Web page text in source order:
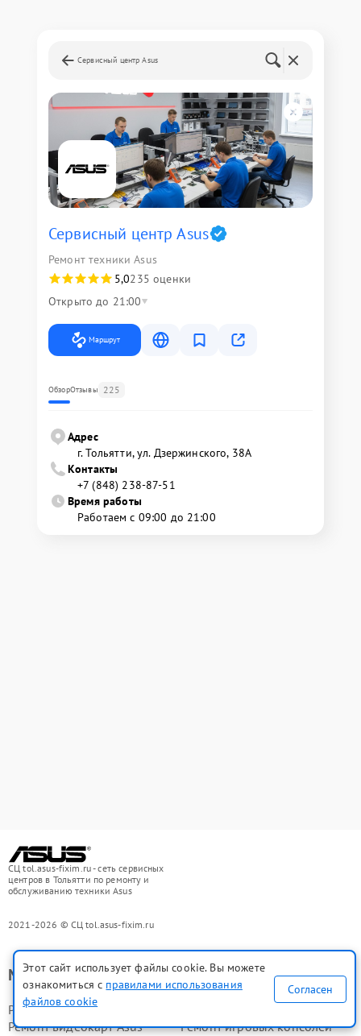
Сервисный центр Asus
Сервисный центр Asus
Ремонт техники Asus
5,0235 оценки
Открыто до 21:00
Маршрут
ОбзорОтзывы 225
Адрес
г. Тольятти, ул. Дзержинского, 38А
Контакты
+7 (848) 238-87-51
Время работы
Работаем с 09:00 до 21:00
СЦ tol.asus-fixim.ru - сеть сервисных
центров в Тольятти по ремонту и
обслуживанию техники Asus
2021-2026 © СЦ tol.asus-fixim.ru
Мы ремонтируем
Ремонт телефонов Asus
Ремонт видеокарт Asus
Ремонт игровых консолей
Этот сайт использует файлы cookie. Вы можете
ознакомиться с правилами использования
файлов cookie
Согласен